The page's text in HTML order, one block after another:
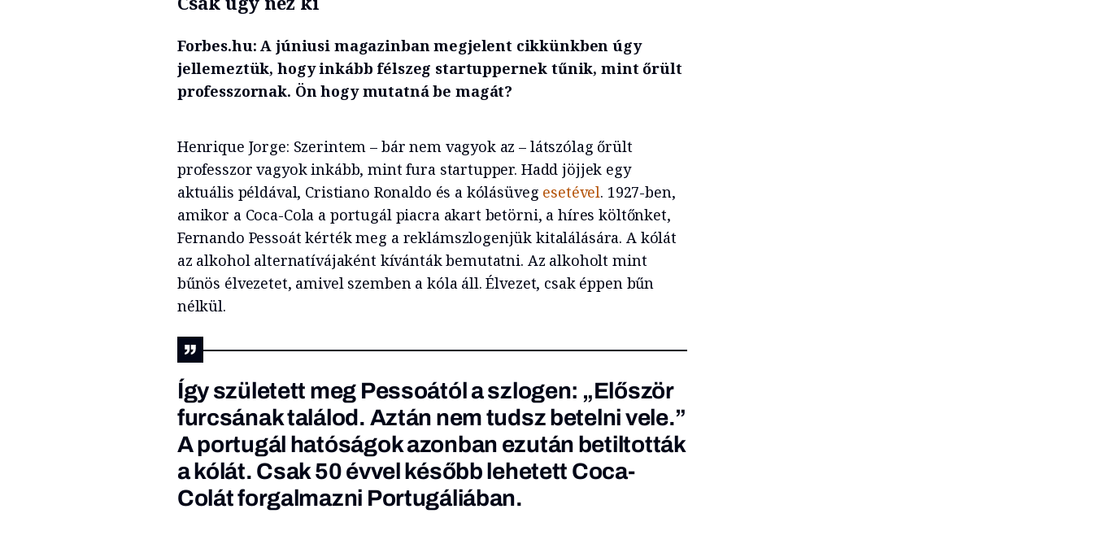
Forbes.hu: A júniusi magazinban megjelent cikkünkben úgy
jellemeztük, hogy inkább félszeg startuppernek tűnik, mint őrült
professzornak. Ön hogy mutatná be magát?
Henrique Jorge: Szerintem – bár nem vagyok az – látszólag őrült
professzor vagyok inkább, mint fura startupper. Hadd jöjjek egy
aktuális példával, Cristiano Ronaldo és a kólásüveg esetével. 1927-ben,
amikor a Coca-Cola a portugál piacra akart betörni, a híres költőnket,
Fernando Pessoát kérték meg a reklámszlogenjük kitalálására. A kólát
az alkohol alternatívájaként kívánták bemutatni. Az alkoholt mint
bűnös élvezetet, amivel szemben a kóla áll. Élvezet, csak éppen bűn
nélkül.
Így született meg Pessoától a szlogen: „Először
furcsának találod. Aztán nem tudsz betelni vele.”
A portugál hatóságok azonban ezután betiltották
a kólát. Csak 50 évvel később lehetett Coca-
Colát forgalmazni Portugáliában.